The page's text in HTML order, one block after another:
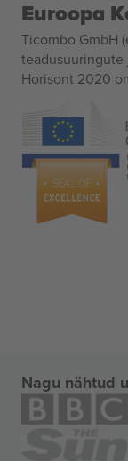
Euroopa
Ticombo GmbH
teadusuuringute
Horisont 2020
Nagu nähtud